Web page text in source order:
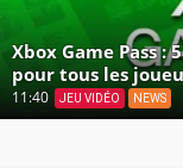
Xbox Game Pass
pour tous les
11:40 JEU VIDÉO NEWS